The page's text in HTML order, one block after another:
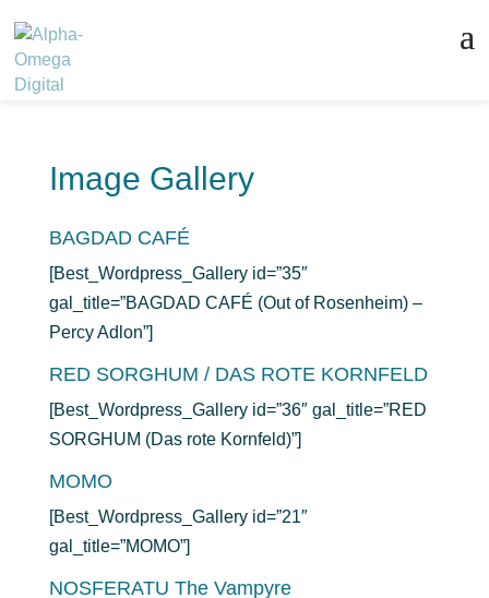
Image Gallery
BAGDAD CAFÉ
[Best_Wordpress_Gallery id=”35″
gal_title=”BAGDAD CAFÉ (Out of Rosenheim) –
Percy Adlon”]
RED SORGHUM / DAS ROTE KORNFELD
[Best_Wordpress_Gallery id=”36″ gal_title=”RED
SORGHUM (Das rote Kornfeld)”]
MOMO
[Best_Wordpress_Gallery id=”21″
gal_title=”MOMO”]
NOSFERATU The Vampyre